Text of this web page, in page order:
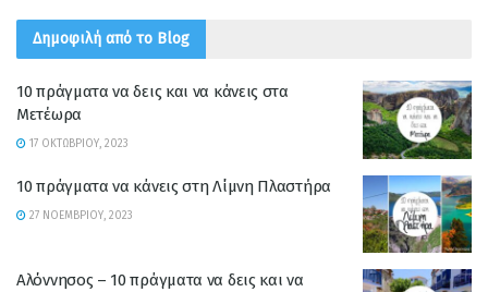
Δημοφιλή από το Blog
10 πράγματα να δεις και να κάνεις στα
Μετέωρα
17 ΟΚΤΩΒΡΊΟΥ, 2023
10 πράγματα να κάνεις στη Λίμνη Πλαστήρα
27 ΝΟΕΜΒΡΊΟΥ, 2023
Αλόννησος – 10 πράγματα να δεις και να